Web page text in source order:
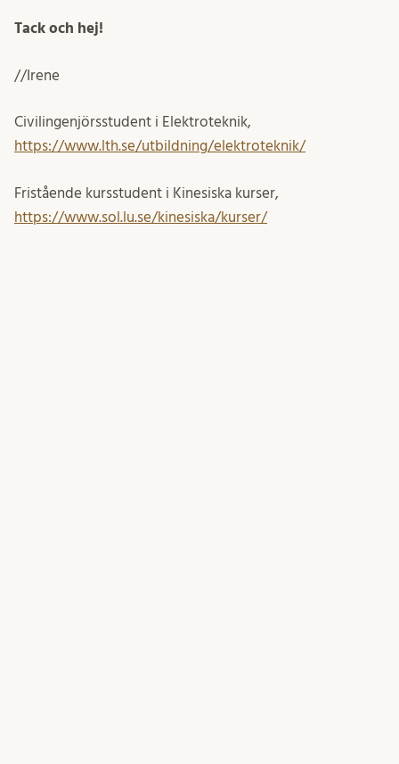
Tack och hej!
//Irene
Civilingenjörsstudent i Elektroteknik,
https://www.lth.se/utbildning/elektroteknik/
Fristående kursstudent i Kinesiska kurser,
https://www.sol.lu.se/kinesiska/kurser/